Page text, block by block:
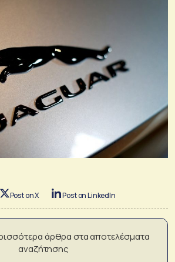
Post on X Post on LinkedIn
άρθρα στα αποτελέσματα
αναζήτησης